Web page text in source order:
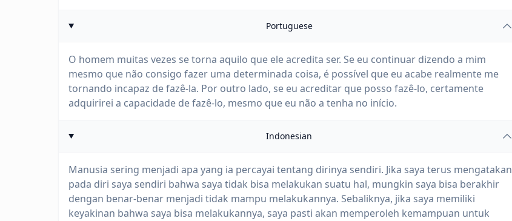
Portuguese
O homem muitas vezes se torna aquilo que ele acredita ser. Se eu continuar dizendo a mim
mesmo que não consigo fazer uma determinada coisa, é possível que eu acabe realmente me
tornando incapaz de fazê-la. Por outro lado, se eu acreditar que posso fazê-lo, certamente
adquirirei a capacidade de fazê-lo, mesmo que eu não a tenha no início.
Indonesian
Manusia sering menjadi apa yang ia percayai tentang dirinya sendiri. Jika saya terus mengatakan
pada diri saya sendiri bahwa saya tidak bisa melakukan suatu hal, mungkin saya bisa berakhir
dengan benar-benar menjadi tidak mampu melakukannya. Sebaliknya, jika saya memiliki
keyakinan bahwa saya bisa melakukannya, saya pasti akan memperoleh kemampuan untuk